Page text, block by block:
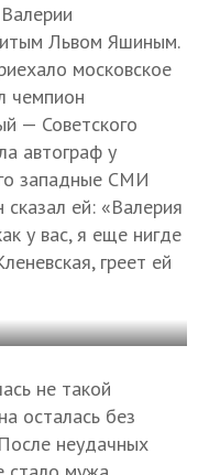
Львом Яшиным.
московское
чемпион
— Советского
автограф у
западные СМИ
ей: «Валерия
у вас, я еще нигде
греет ей
не такой
осталась без
неудачных